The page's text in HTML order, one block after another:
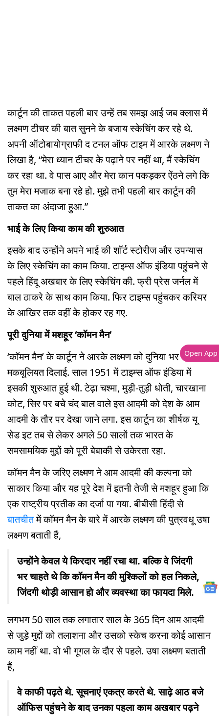
कार्टून की ताकत पहली बार उन्हें तब समझ आई जब क्लास में
लक्ष्मण टीचर की बात सुनने के बजाय स्केचिंग कर रहे थे.
अपनी ऑटोबायोग्राफी द टनल ऑफ टाइम में आरके लक्ष्मण ने
लिखा है, “मेरा ध्यान टीचर के पढ़ाने पर नहीं था, मैं स्केचिंग
कर रहा था. वे पास आए और मेरा कान पकड़कर ऐंठने लगे कि
तुम मेरा मजाक बना रहे हो. मुझे तभी पहली बार कार्टून की
ताकत का अंदाजा हुआ.”
भाई के लिए किया काम की शुरुआत
इसके बाद उन्होंने अपने भाई की शॉर्ट स्टोरीज और उपन्यास
के लिए स्केचिंग का काम किया. टाइम्स ऑफ इंडिया पहुंचने से
पहले हिंदू अखबार के लिए स्केचिंग की. फ्री प्रेस जर्नल में
बाल ठाकरे के साथ काम किया. फिर टाइम्स पहुंचकर करियर
के आखिर तक वहीं के होकर रह गए.
पूरी दुनिया में मशहूर ‘कॉमन मैन’
‘कॉमन मैन’ के कार्टून ने आरके लक्ष्मण को दुनिया भर में
मकबूलियत दिलाई. साल 1951 में टाइम्स ऑफ इंडिया में
इसकी शुरुआत हुई थी. टेढ़ा चश्मा, मुड़ी-तुड़ी धोती, चारखाना
कोट, सिर पर बचे चंद बाल वाले इस आदमी को देश के आम
आदमी के तौर पर देखा जाने लगा. इस कार्टून का शीर्षक यू
सेड इट तब से लेकर अगले 50 सालों तक भारत के
समसामयिक मुद्दों को पूरी बेबाकी से उकेरता रहा.
कॉमन मैन के जरिए लक्ष्मण ने आम आदमी की कल्पना को
साकार किया और यह पूरे देश में इतनी तेजी से मशहूर हुआ कि
एक राष्ट्रीय प्रतीक का दर्जा पा गया. बीबीसी हिंदी से
बातचीतमें कॉमन मैन के बारे में आरके लक्ष्मण की पुत्रवधू उषा
लक्ष्मण बताती हैं,
उन्होंने केवल ये किरदार नहीं रचा था. बल्कि वे जिंदगी
भर चाहते थे कि कॉमन मैन की मुश्किलों को हल निकले,
जिंदगी थोड़ी आसान हो और व्यवस्था का फायदा मिले.
लगभग 50 साल तक लगातार साल के 365 दिन आम आदमी
से जुड़े मुद्दों को तलाशना और उसको स्केच करना कोई आसान
काम नहीं था. वो भी गूगल के दौर से पहले. उषा लक्ष्मण बताती
हैं,
वे काफी पढ़ते थे. सूचनाएं एकत्र करते थे. साढ़े आठ बजे
ऑफिस पहुंचने के बाद उनका पहला काम अखबार पढ़ने
Open App